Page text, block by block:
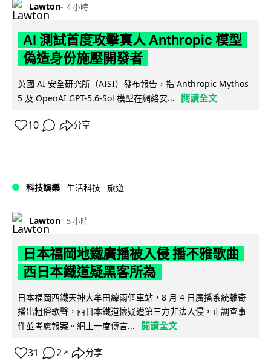
Lawton 4 小時
AI 測試首度攻擊真人 Anthropic 模型
偽造身份施壓開發者
英國 AI 安全研究所（AISI）發布報告，指 Anthropic Mythos
5 及 OpenAI GPT-5.6-Sol 模型在網絡安...
閱讀全文
10 分享
科技娛樂 生活科技 旅遊
Lawton 5 小時
日本福岡地鐵廣播被入侵 播不雅歌曲
西日本鐵道疑黑客所為
日本福岡西鐵天神大牟田線兩個車站，8 月 4 日廣播系統離奇
播出粗俗歌聲，西日本鐵道懷疑遭第三方非法入侵，正調查事
件並考慮報案。網上一度傳言...
閱讀全文
31 2 ↗ 分享